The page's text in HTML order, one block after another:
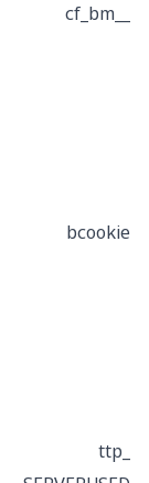
0 Days
1 Years
in
or
1 Years